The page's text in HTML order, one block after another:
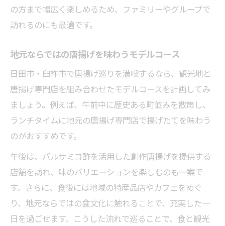
の方まで幅広く楽しめるため、ファミリーやグループで
訪れるのにも最適です。
地元ならではの唐揚げを味わうモデルコース
日田市・臼杵市で唐揚げ巡りを満喫するなら、観光地と
唐揚げ専門店を組み合わせたモデルコースを計画してみ
ましょう。例えば、午前中に歴史ある町並みを散策し、
ランチタイムに地元の唐揚げ専門店で揚げたてを味わう
のがおすすめです。
午後は、バルサミコ酢を活用した創作唐揚げを提供する
店舗を訪れ、味のバリエーションを楽しむのも一案で
す。さらに、食後には地域の特産品店やカフェをめぐ
り、地元ならではの食文化に触れることで、充実した一
日を過ごせます。こうした流れで巡ることで、食と観光